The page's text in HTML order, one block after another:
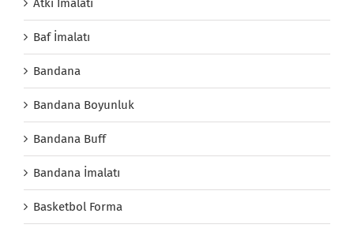
Atkı İmalatı
Baf İmalatı
Bandana
Bandana Boyunluk
Bandana Buff
Bandana İmalatı
Basketbol Forma